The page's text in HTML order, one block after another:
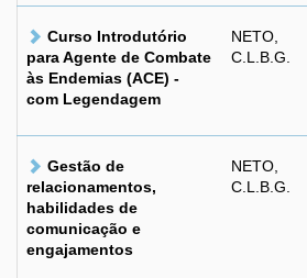
Curso Introdutório
para Agente de Combate
às Endemias (ACE) -
com Legendagem
NETO,
C.L.B.G.
Gestão de
relacionamentos,
habilidades de
comunicação e
engajamentos
NETO,
C.L.B.G.